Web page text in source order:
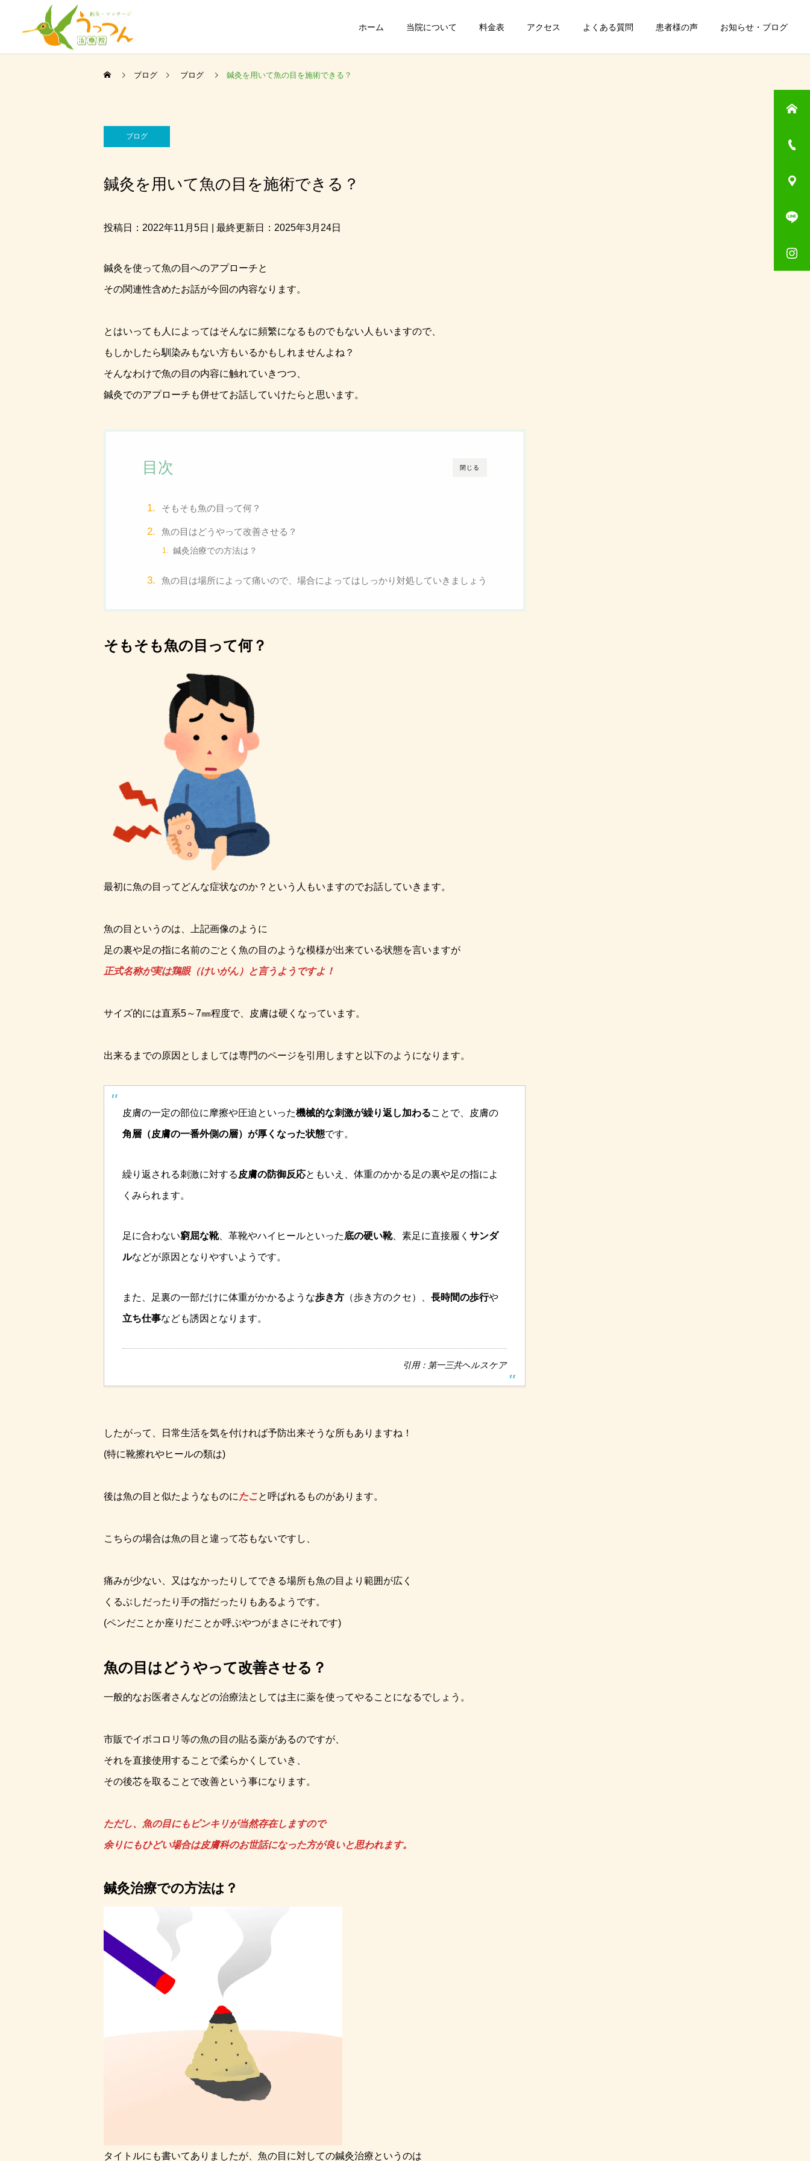
ホーム 当院について 料金表 アクセス よくある質問 患者様の声 お知らせ・ブログ
ブログ ブログ 鍼灸を用いて魚の目を施術できる？
ブログ
鍼灸を用いて魚の目を施術できる？
投稿日：2022年11月5日 | 最終更新日：2025年3月24日
鍼灸を使って魚の目へのアプローチと
その関連性含めたお話が今回の内容なります。
とはいっても人によってはそんなに頻繁になるものでもない人もいますので、
もしかしたら馴染みもない方もいるかもしれませんよね？
そんなわけで魚の目の内容に触れていきつつ、
鍼灸でのアプローチも併せてお話していけたらと思います。
閉じる
目次
そもそも魚の目って何？
魚の目はどうやって改善させる？
鍼灸治療での方法は？
魚の目は場所によって痛いので、場合によってはしっかり対処していきましょう
そもそも魚の目って何？
最初に魚の目ってどんな症状なのか？という人もいますのでお話していきます。
魚の目というのは、上記画像のように
足の裏や足の指に名前のごとく魚の目のような模様が出来ている状態を言いますが
正式名称が実は鶏眼（けいがん）と言うようですよ！
サイズ的には直系5～7㎜程度で、皮膚は硬くなっています。
出来るまでの原因としましては専門のページを引用しますと以下のようになります。
皮膚の一定の部位に摩擦や圧迫といった機械的な刺激が繰り返し加わることで、皮膚の
角層（皮膚の一番外側の層）が厚くなった状態です。
繰り返される刺激に対する皮膚の防御反応ともいえ、体重のかかる足の裏や足の指によ
くみられます。
足に合わない窮屈な靴、革靴やハイヒールといった底の硬い靴、素足に直接履く サンダ
ルなどが原因となりやすいようです。
また、足裏の一部だけに体重がかかるような歩き方 （歩き方のクセ）、 長時間の歩行や
立ち仕事なども誘因となります。
引用：第一三共ヘルスケア
したがって、日常生活を気を付ければ予防出来そうな所もありますね！
(特に靴擦れやヒールの類は)
後は魚の目と似たようなものにたこと呼ばれるものがあります。
こちらの場合は魚の目と違って芯もないですし、
痛みが少ない、又はなかったりしてできる場所も魚の目より範囲が広く
くるぶしだったり手の指だったりもあるようです。
(ペンだことか座りだことか呼ぶやつがまさにそれです)
魚の目はどうやって改善させる？
一般的なお医者さんなどの治療法としては主に薬を使ってやることになるでしょう。
市販でイボコロリ等の魚の目の貼る薬があるのですが、
それを直接使用することで柔らかくしていき、
その後芯を取ることで改善という事になります。
ただし、魚の目にもピンキリが当然存在しますので
余りにもひどい場合は皮膚科のお世話になった方が良いと思われます。
鍼灸治療での方法は？
タイトルにも書いてありましたが、魚の目に対しての鍼灸治療というのは